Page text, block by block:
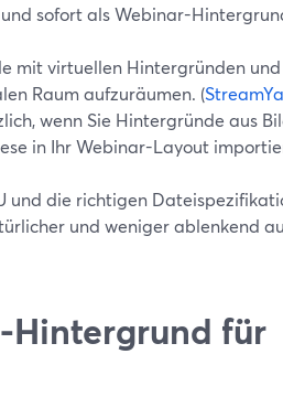
und sofort als Webinar-
mit virtuellen Hintergründen
Raum aufzuräumen. (
wenn Sie Hintergründe aus
in Ihr Webinar-Layout
und die richtigen
und weniger ablenkend
Hintergrund für